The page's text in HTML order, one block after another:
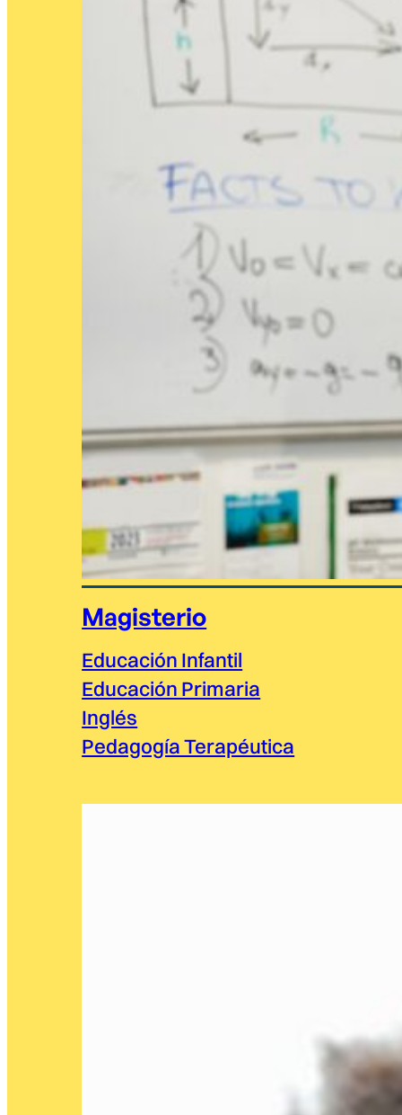
Magisterio
Educación Infantil
Educación Primaria
Inglés
Pedagogía Terapéutica